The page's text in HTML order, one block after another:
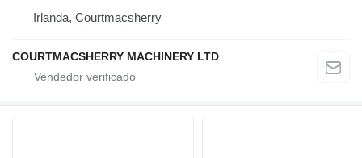
Irlanda, Courtmacsherry
COURTMACSHERRY MACHINERY LTD